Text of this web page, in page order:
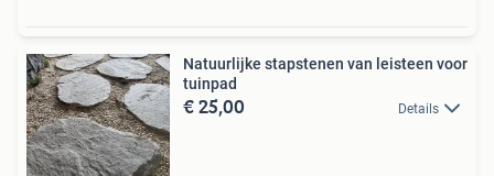
Natuurlijke stapstenen van leisteen voor
tuinpad
€ 25,00 Details